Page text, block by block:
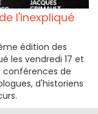
l'inexpliqué
édition des
les vendredi 17 et
conférences de
d'historiens